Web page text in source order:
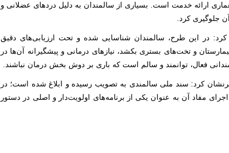
ارائه خدمت است. بسیاری از سالمندان به دلیل دردهای عضلانی و
جلوگیری کرد.
در این طرح، سالمندان شناسایی شده و تحت ارزیابی‌های دقیق
و تخت‌های بستری بکشد، نیازهای درمانی و پیشگیرانه آن‌ها در
فعال، توانمند و سالم است که باری بر دوش بخش درمان نباشند.
کرد: سند ملی سالمندی به تصویب رسیده و ابلاغ شده است؛ در
مفاد آن به عنوان یکی از برنامه‌های اولویت‌دار و اصلی در دستور